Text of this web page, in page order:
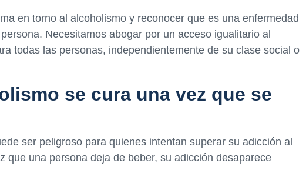
en torno al alcoholismo y reconocer que es una enfermedad
Necesitamos abogar por un acceso igualitario al
todas las personas, independientemente de su clase social o
se cura una vez que se
ser peligroso para quienes intentan superar su adicción al
que una persona deja de beber, su adicción desaparece